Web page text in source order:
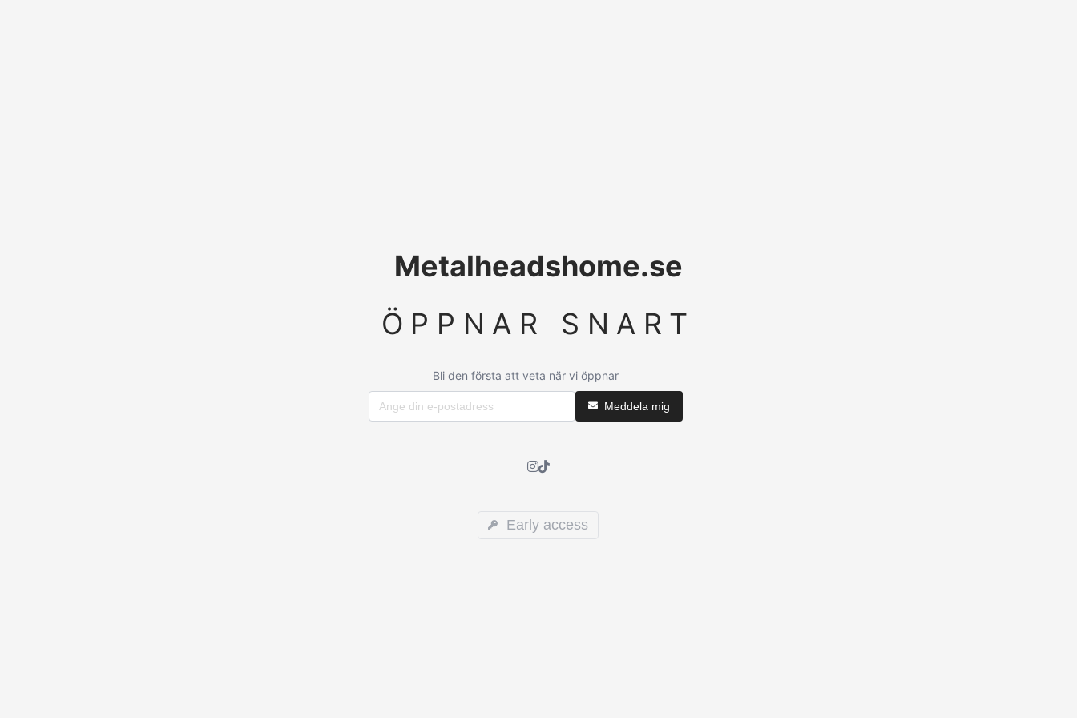
Metalheadshome.se
ÖPPNAR SNART
Bli den första att veta när vi öppnar
Meddela mig
Early access